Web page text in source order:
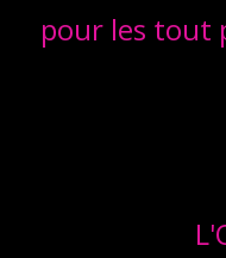
pour les tout